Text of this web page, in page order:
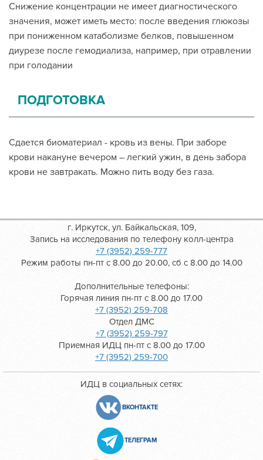
Снижение концентрации не имеет диагностического
значения, может иметь место: после введения глюкозы
при пониженном катаболизме белков, повышенном
диурезе после гемодиализа, например, при отравлении
при голодании
ПОДГОТОВКА
Сдается биоматериал - кровь из вены. При заборе
крови накануне вечером – легкий ужин, в день забора
крови не завтракать. Можно пить воду без газа.
г. Иркутск, ул. Байкальская, 109,
Запись на исследования по телефону колл-центра
+7 (3952) 259-777
Режим работы пн-пт с 8.00 до 20.00, сб с 8.00 до 14.00
Дополнительные телефоны:
Горячая линия пн-пт с 8.00 до 17.00
+7 (3952) 259-708
Отдел ДМС
+7 (3952) 259-797
Приемная ИДЦ пн-пт с 8.00 до 17.00
+7 (3952) 259-700
ИДЦ в социальных сетях:
ВКОНТАКТЕ
ТЕЛЕГРАМ